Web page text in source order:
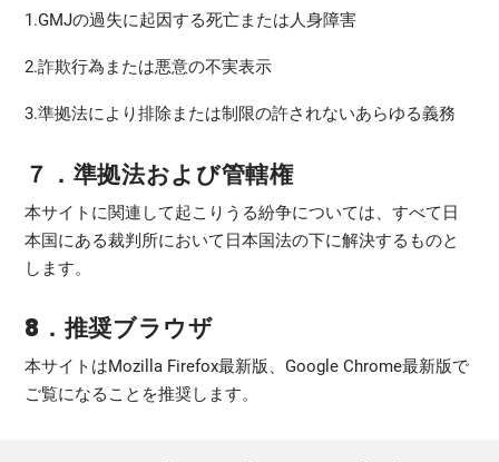
1.GMJの過失に起因する死亡または人身障害
2.詐欺行為または悪意の不実表示
3.準拠法により排除または制限の許されないあらゆる義務
７．準拠法および管轄権
本サイトに関連して起こりうる紛争については、すべて日
本国にある裁判所において日本国法の下に解決するものと
します。
8．推奨ブラウザ
本サイトはMozilla Firefox最新版、Google Chrome最新版で
ご覧になることを推奨します。